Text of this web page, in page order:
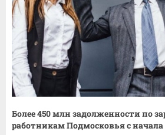
Более 450 млн задолженности по
работникам Подмосковья с начала